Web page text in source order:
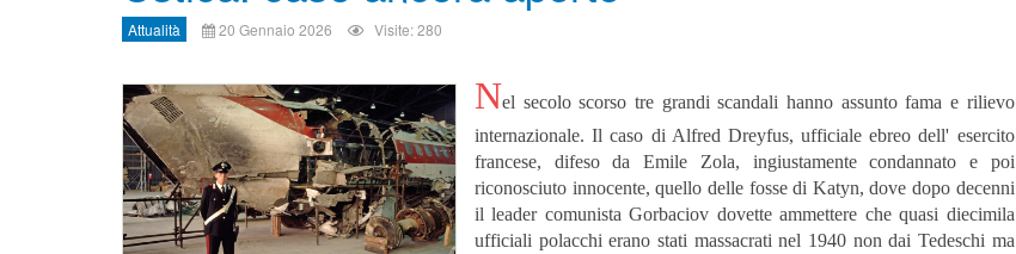
Attualità 20 Gennaio 2026 Visite: 280
Nel secolo scorso tre grandi scandali hanno assunto fama e rilievo
internazionale. Il caso di Alfred Dreyfus, ufficiale ebreo dell' esercito
francese, difeso da Emile Zola, ingiustamente condannato e poi
riconosciuto innocente, quello delle fosse di Katyn, dove dopo decenni
il leader comunista Gorbaciov dovette ammettere che quasi diecimila
ufficiali polacchi erano stati massacrati nel 1940 non dai Tedeschi ma